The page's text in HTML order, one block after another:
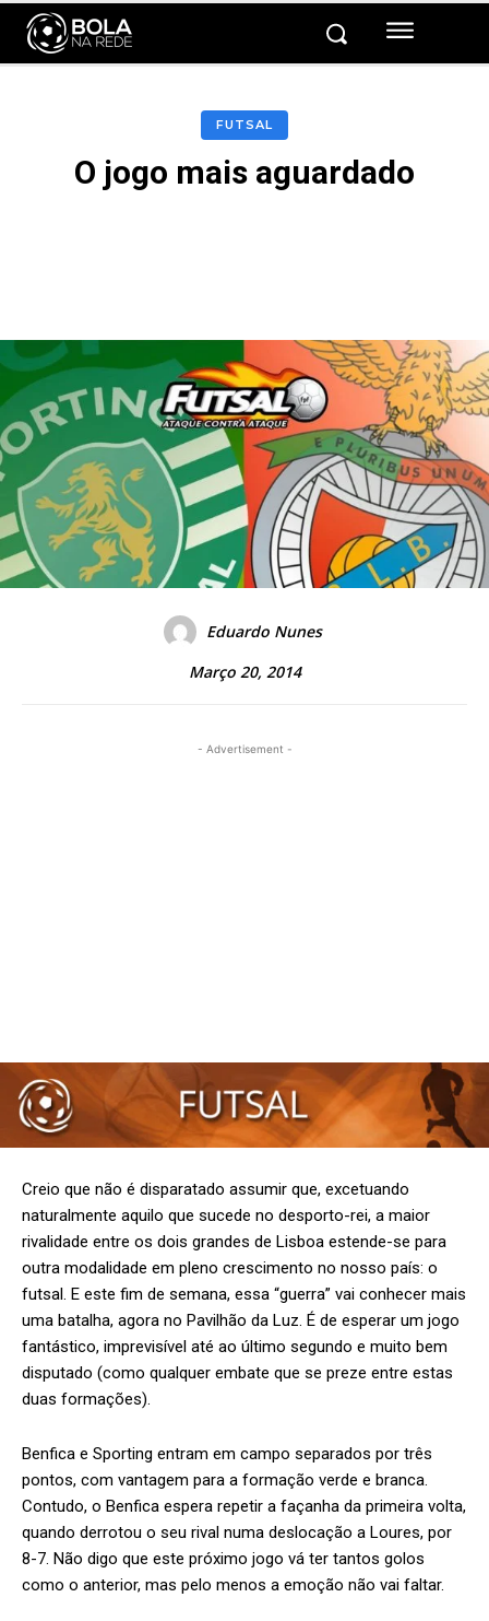
FUTSAL
O jogo mais aguardado
Eduardo Nunes
Março 20, 2014
- Advertisement -
Creio que não é disparatado assumir que, excetuando
naturalmente aquilo que sucede no desporto-rei, a maior
rivalidade entre os dois grandes de Lisboa estende-se para
outra modalidade em pleno crescimento no nosso país: o
futsal. E este fim de semana, essa “guerra” vai conhecer mais
uma batalha, agora no Pavilhão da Luz. É de esperar um jogo
fantástico, imprevisível até ao último segundo e muito bem
disputado (como qualquer embate que se preze entre estas
duas formações).
Benfica e Sporting entram em campo separados por três
pontos, com vantagem para a formação verde e branca.
Contudo, o Benfica espera repetir a façanha da primeira volta,
quando derrotou o seu rival numa deslocação a Loures, por
8-7. Não digo que este próximo jogo vá ter tantos golos
como o anterior, mas pelo menos a emoção não vai faltar.